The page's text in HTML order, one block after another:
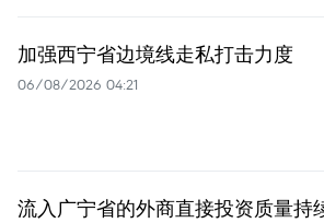
加强西宁省边境线走私打击力度
06/08/2026 04:21
流入广宁省的外商直接投资质量持